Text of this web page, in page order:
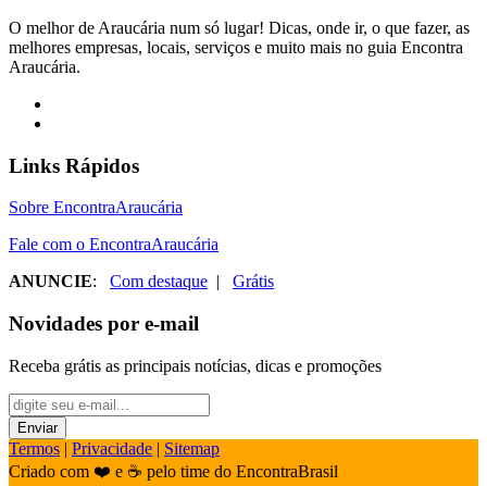
O melhor de Araucária num só lugar! Dicas, onde ir, o que fazer, as
melhores empresas, locais, serviços e muito mais no guia Encontra
Araucária.
Links Rápidos
Sobre EncontraAraucária
Fale com o EncontraAraucária
ANUNCIE: Com destaque | Grátis
Novidades por e-mail
Receba grátis as principais notícias, dicas e promoções
Termos | Privacidade | Sitemap
Criado com ❤️ e ☕ pelo time do EncontraBrasil